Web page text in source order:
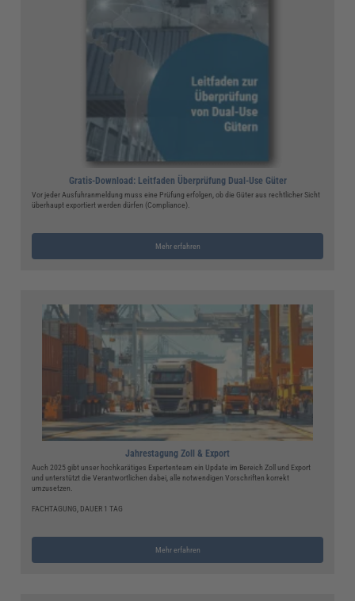
Gratis-Download: Leitfaden Überprüfung Dual-Use Güter
Vor jeder Ausfuhranmeldung muss eine Prüfung erfolgen, ob die Güter aus rechtlicher Sicht
überhaupt exportiert werden dürfen (Compliance).
Mehr erfahren
Jahrestagung Zoll & Export
Auch 2025 gibt unser hochkarätiges Expertenteam ein Update im Bereich Zoll und Export
und unterstützt die Verantwortlichen dabei, alle notwendigen Vorschriften korrekt
umzusetzen.
FACHTAGUNG, DAUER 1 TAG
Mehr erfahren